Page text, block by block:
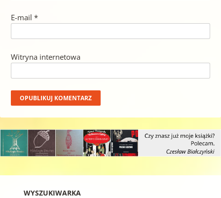
E-mail *
Witryna internetowa
WYSZUKIWARKA